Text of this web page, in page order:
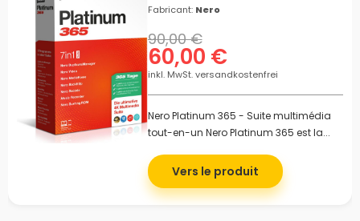
Fabricant: Nero
60,00 €
90,00 €
inkl. MwSt. versandkostenfrei
Nero Platinum 365 - Suite multimédia
tout-en-un Nero Platinum 365 est la...
Vers le produit